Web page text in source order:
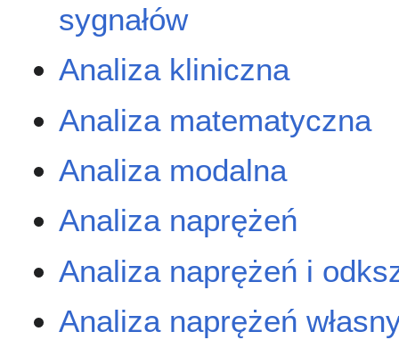
sygnałów
Analiza kliniczna
Analiza matematyczna
Analiza modalna
Analiza naprężeń
Analiza naprężeń i
Analiza naprężeń